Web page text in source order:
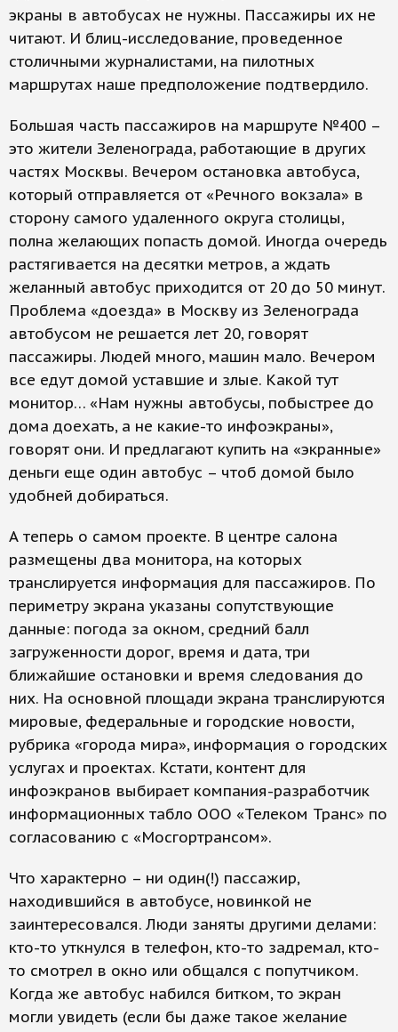
экраны в автобусах не нужны. Пассажиры их не
читают. И блиц-исследование, проведенное
столичными журналистами, на пилотных
маршрутах наше предположение подтвердило.
Большая часть пассажиров на маршруте №400 –
это жители Зеленограда, работающие в других
частях Москвы. Вечером остановка автобуса,
который отправляется от «Речного вокзала» в
сторону самого удаленного округа столицы,
полна желающих попасть домой. Иногда очередь
растягивается на десятки метров, а ждать
желанный автобус приходится от 20 до 50 минут.
Проблема «доезда» в Москву из Зеленограда
автобусом не решается лет 20, говорят
пассажиры. Людей много, машин мало. Вечером
все едут домой уставшие и злые. Какой тут
монитор… «Нам нужны автобусы, побыстрее до
дома доехать, а не какие-то инфоэкраны»,
говорят они. И предлагают купить на «экранные»
деньги еще один автобус – чтоб домой было
удобней добираться.
А теперь о самом проекте. В центре салона
размещены два монитора, на которых
транслируется информация для пассажиров. По
периметру экрана указаны сопутствующие
данные: погода за окном, средний балл
загруженности дорог, время и дата, три
ближайшие остановки и время следования до
них. На основной площади экрана транслируются
мировые, федеральные и городские новости,
рубрика «города мира», информация о городских
услугах и проектах. Кстати, контент для
инфоэкранов выбирает компания-разработчик
информационных табло ООО «Телеком Транс» по
согласованию с «Мосгортрансом».
Что характерно – ни один(!) пассажир,
находившийся в автобусе, новинкой не
заинтересовался. Люди заняты другими делами:
кто-то уткнулся в телефон, кто-то задремал, кто-
то смотрел в окно или общался с попутчиком.
Когда же автобус набился битком, то экран
могли увидеть (если бы даже такое желание